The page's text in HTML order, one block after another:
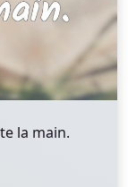
la main.